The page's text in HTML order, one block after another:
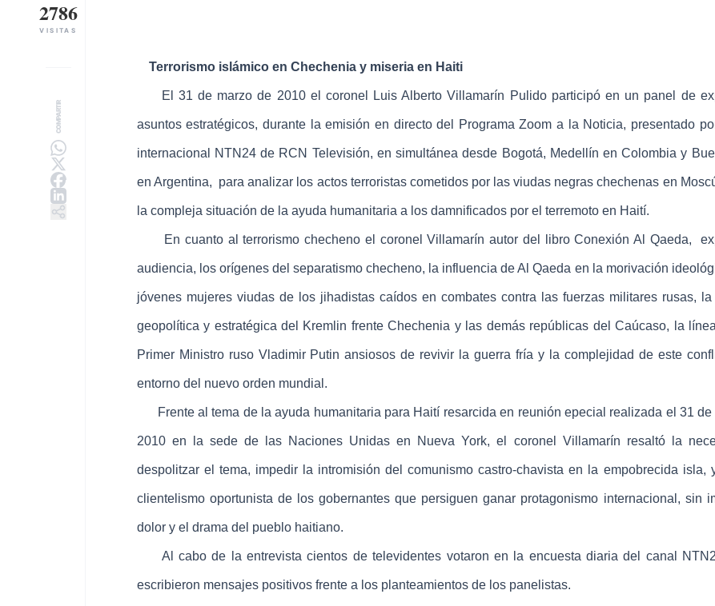
2786
VISITAS
COMPARTIR
Terrorismo islámico en Chechenia y miseria en Haiti
El 31 de marzo de 2010 el coronel Luis Alberto Villamarín Pulidoparticipó en un panel de
asuntos estratégicos, durante la emisión en directo del Programa Zoom a la Noticia, presentado
internacional NTN24 de RCN Televisión, en simultánea desde Bogotá, Medellín en Colombia y
en Argentina, para analizar los actos terroristas cometidos por las viudas negras chechenas en
la compleja situación de la ayuda humanitaria a los damnificados por el terremoto en Haití.
En cuanto al terrorismo checheno el coronel Villamarín autor del libroConexión Al Qaeda,
audiencia, los orígenes del separatismo checheno, la influencia de Al Qaeda en la morivación
jóvenes mujeres viudas de los jihadistas caídos en combates contra las fuerzas militares rusas, la
geopolítica y estratégica del Kremlin frente Chechenia y las demás repúblicas del Caúcaso, la
Primer Ministro ruso Vladimir Putin ansiosos de revivir la guerra fría y la complejidad de este
entorno del nuevo orden mundial.
Frente al tema de la ayuda humanitaria para Haití resarcida en reunión epecial realizada el 31 de
2010 en la sede de las Naciones Unidas en Nueva York, el coronel Villamarín resaltó la
despolitzar el tema, impedir la intromisión del comunismo castro-chavista en la empobrecida isla,
clientelismo oportunista de los gobernantes que persiguen ganar protagonismo internacional, sin
dolor y el drama del pueblo haitiano.
Al cabo de la entrevista cientos de televidentes votaron en la encuesta diaria del canal
escribieron mensajes positivos frente a los planteamientos de los panelistas.